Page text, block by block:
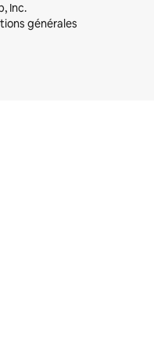
Inc.
générales